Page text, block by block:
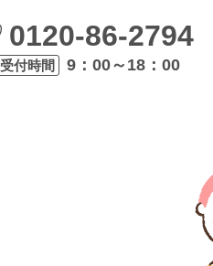
0120-86-2794
受付時間 9：00～18：00